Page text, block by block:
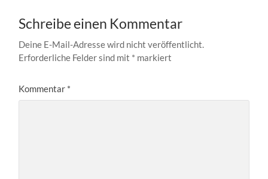
Schreibe einen Kommentar
Deine E-Mail-Adresse wird nicht veröffentlicht.
Erforderliche Felder sind mit * markiert
Kommentar *